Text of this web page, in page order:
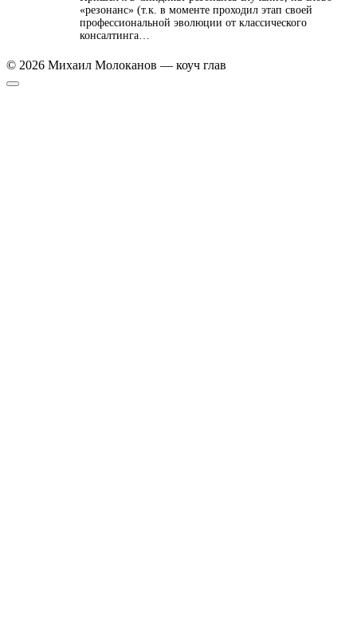
«резонанс» (т.к. в моменте проходил этап своей
профессиональной эволюции от классического
консалтинга…
© 2026 Михаил Молоканов — коуч глав